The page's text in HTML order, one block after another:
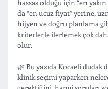
hassas olduğu için “en
da “en ucuz fiyat” yerine,
hijyen ve doğru planlama
kriterlerle ilerlemek çok
olur.
🌿 Bu yazıda Kocaeli dudak
klinik seçimi yaparken